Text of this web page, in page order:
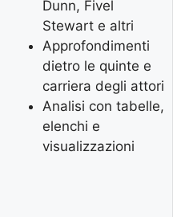
Dunn, Fivel
Stewart e altri
Approfondimenti
dietro le quinte e
carriera degli attori
Analisi con tabelle,
elenchi e
visualizzazioni